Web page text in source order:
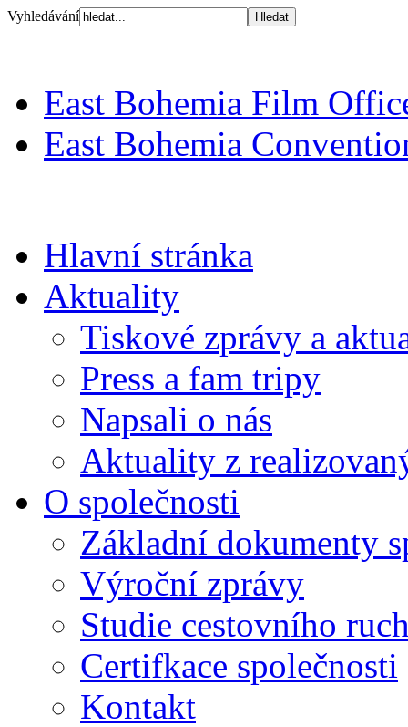
Vyhledávání
East Bohemia Film
East Bohemia
Hlavní stránka
Aktuality
Tiskové zprávy a
Press a fam tripy
Napsali o nás
Aktuality z
O společnosti
Základní dokumenty
Výroční zprávy
Studie cestovního
Certifkace společnosti
Kontakt